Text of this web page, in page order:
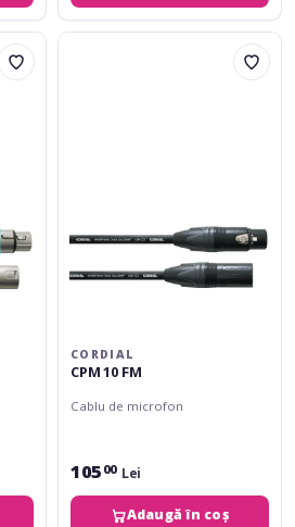
Cordial
CORDIAL
CPM 10 FM
Cablu de microfon
105 00 Lei
Adaugă în coș